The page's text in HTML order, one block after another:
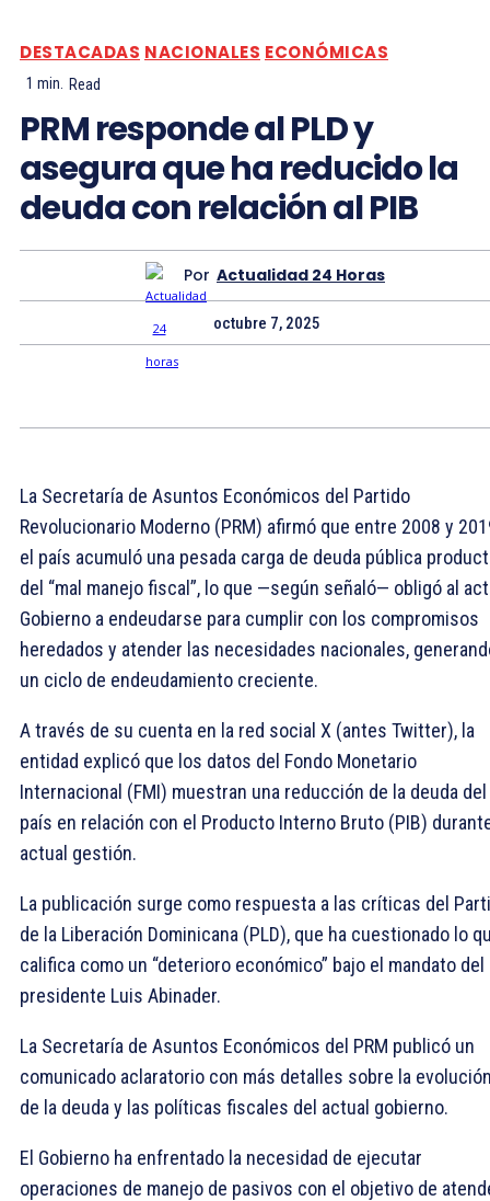
DESTACADAS NACIONALES ECONÓMICAS
1 min. Read
PRM responde al PLD y
asegura que ha reducido la
deuda con relación al PIB
Por Actualidad 24 Horas
octubre 7, 2025
La Secretaría de Asuntos Económicos del Partido
Revolucionario Moderno (PRM) afirmó que entre 2008 y
el país acumuló una pesada carga de deuda pública
del “mal manejo fiscal”, lo que —según señaló— obligó al
Gobierno a endeudarse para cumplir con los compromisos
heredados y atender las necesidades nacionales,
un ciclo de endeudamiento creciente.
A través de su cuenta en la red social X (antes Twitter), la
entidad explicó que los datos del Fondo Monetario
Internacional (FMI) muestran una reducción de la deuda del
país en relación con el Producto Interno Bruto (PIB)
actual gestión.
La publicación surge como respuesta a las críticas del
de la Liberación Dominicana (PLD), que ha cuestionado lo
califica como un “deterioro económico” bajo el mandato del
presidente Luis Abinader.
La Secretaría de Asuntos Económicos del PRM publicó un
comunicado aclaratorio con más detalles sobre la
de la deuda y las políticas fiscales del actual gobierno.
El Gobierno ha enfrentado la necesidad de ejecutar
operaciones de manejo de pasivos con el objetivo de